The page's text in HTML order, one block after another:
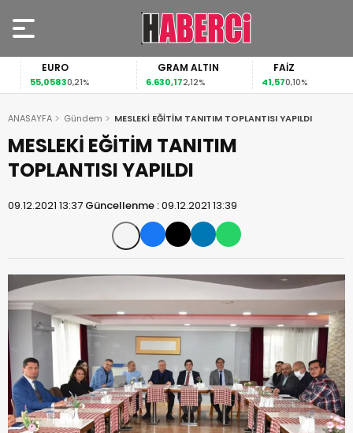
EURO
55,05830,21%
GRAM ALTIN
6.630,172,12%
FAİZ
41,570,10%
ANASAYFA Gündem MESLEKİ EĞİTİM TANITIM TOPLANTISI YAPILDI
MESLEKİ EĞİTİM TANITIM
TOPLANTISI YAPILDI
09.12.2021 13:37 Güncellenme :09.12.2021 13:39